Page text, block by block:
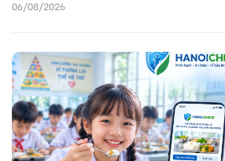
khoa học, dữ liệu và phối hợp liên
thể chất, tầm vóc trẻ em.
06/08/2026